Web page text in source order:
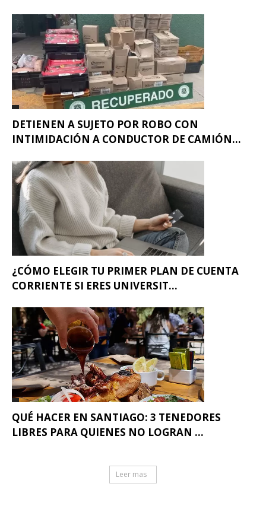
DETIENEN A SUJETO POR ROBO CON
INTIMIDACIÓN A CONDUCTOR DE CAMIÓN...
¿CÓMO ELEGIR TU PRIMER PLAN DE CUENTA
CORRIENTE SI ERES UNIVERSIT...
QUÉ HACER EN SANTIAGO: 3 TENEDORES
LIBRES PARA QUIENES NO LOGRAN ...
Leer mas